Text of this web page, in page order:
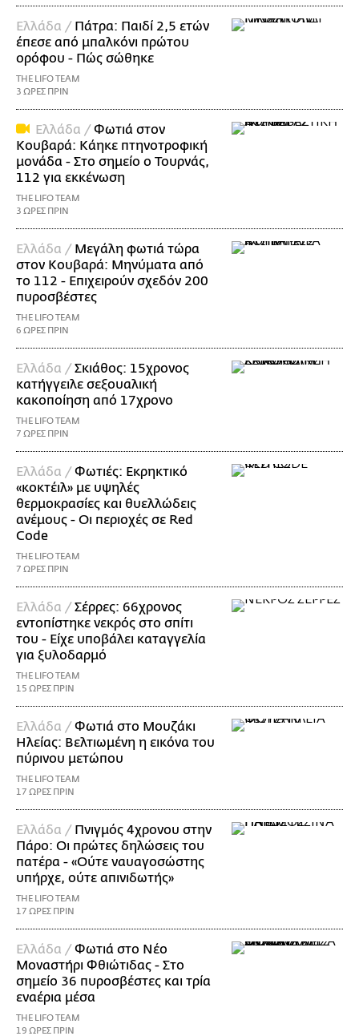
Ελλάδα / Πάτρα: Παιδί 2,5 ετών
έπεσε από μπαλκόνι πρώτου
ορόφου - Πώς σώθηκε
THE LIFO TEAM
3 ΩΡΕΣ ΠΡΙΝ
Ελλάδα / Φωτιά στον
Κουβαρά: Κάηκε πτηνοτροφική
μονάδα - Στο σημείο ο Τουρνάς,
112 για εκκένωση
THE LIFO TEAM
3 ΩΡΕΣ ΠΡΙΝ
Ελλάδα / Μεγάλη φωτιά τώρα
στον Κουβαρά: Μηνύματα από
το 112 - Επιχειρούν σχεδόν 200
πυροσβέστες
THE LIFO TEAM
6 ΩΡΕΣ ΠΡΙΝ
Ελλάδα / Σκιάθος: 15χρονος
κατήγγειλε σεξουαλική
κακοποίηση από 17χρονο
THE LIFO TEAM
7 ΩΡΕΣ ΠΡΙΝ
Ελλάδα / Φωτιές: Εκρηκτικό
«κοκτέιλ» με υψηλές
θερμοκρασίες και θυελλώδεις
ανέμους - Οι περιοχές σε Red
Code
THE LIFO TEAM
7 ΩΡΕΣ ΠΡΙΝ
Ελλάδα / Σέρρες: 66χρονος
εντοπίστηκε νεκρός στο σπίτι
του - Είχε υποβάλει καταγγελία
για ξυλοδαρμό
THE LIFO TEAM
15 ΩΡΕΣ ΠΡΙΝ
Ελλάδα / Φωτιά στο Μουζάκι
Ηλείας: Βελτιωμένη η εικόνα του
πύρινου μετώπου
THE LIFO TEAM
17 ΩΡΕΣ ΠΡΙΝ
Ελλάδα / Πνιγμός 4χρονου στην
Πάρο: Οι πρώτες δηλώσεις του
πατέρα - «Ούτε ναυαγοσώστης
υπήρχε, ούτε απινιδωτής»
THE LIFO TEAM
17 ΩΡΕΣ ΠΡΙΝ
Ελλάδα / Φωτιά στο Νέο
Μοναστήρι Φθιώτιδας - Στο
σημείο 36 πυροσβέστες και τρία
εναέρια μέσα
THE LIFO TEAM
19 ΩΡΕΣ ΠΡΙΝ